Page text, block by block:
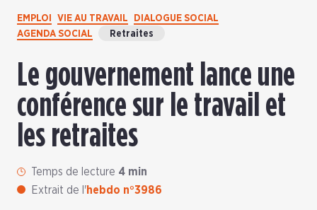
EMPLOI VIE AU TRAVAIL
DIALOGUE SOCIAL
AGENDA SOCIAL
Retraites
Le gouvernement lance une
conférence sur le travail et
les retraites
Temps de lecture 4 min
Extrait de l'hebdo n°3986